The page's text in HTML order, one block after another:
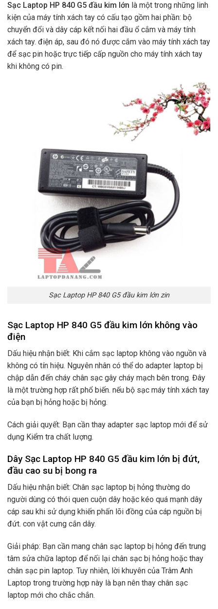
Sạc Laptop HP 840 G5 đầu kim lớn là một trong những linh
kiện của máy tính xách tay có cấu tạo gồm hai phần: bộ
chuyển đổi và dây cáp kết nối hai đầu ổ cắm và máy tính
xách tay. điện áp, sau đó nó được cắm vào máy tính xách tay
để sạc pin hoặc trực tiếp cấp nguồn cho máy tính xách tay
khi không có pin.
Sạc Laptop HP 840 G5 đầu kim lớn zin
Sạc Laptop HP 840 G5 đầu kim lớn không vào
điện
Dấu hiệu nhận biết: Khi cắm sạc laptop không vào nguồn và
không có tín hiệu. Nguyên nhân có thể do adapter laptop bị
chập dẫn đến cháy chân sạc gây cháy mạch bên trong. Đây
là một trường hợp rất phổ biến. nếu bộ sạc máy tính xách tay
của bạn bị hỏng hoặc bị hỏng.
Cách giải quyết: Bạn cần thay adapter sạc laptop mới để sử
dụng Kiểm tra chất lượng.
Dây Sạc Laptop HP 840 G5 đầu kim lớn bị đứt,
đầu cao su bị bong ra
Dấu hiệu nhận biết: Chân sạc laptop bị hỏng thường do
người dùng có thói quen cuộn dây hoặc kéo quá mạnh dây
cáp sau khi sử dụng khiến phấn lõi đồng của cáp nguồn bị
đứt. con vật cưng cắn dây.
Giải pháp: Bạn cần mang chân sạc laptop bị hỏng đến trung
tâm sửa chữa laptop để nối lại chân sạc bị hỏng hoặc thay
chân sạc pin laptop. Tuy nhiên, lời khuyên của Trâm Anh
Laptop trong trường hợp này là bạn nên thay chân sạc
laptop mới cho chắc chắn.